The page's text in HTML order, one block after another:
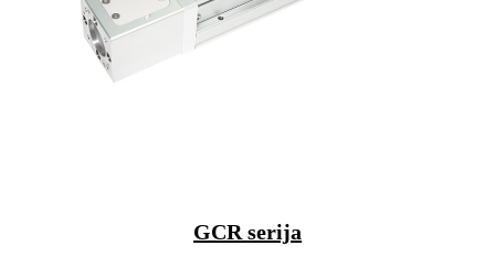
GCR serija